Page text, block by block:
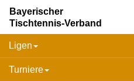
Bayerischer
Tischtennis-Verband
Ligen
Turniere